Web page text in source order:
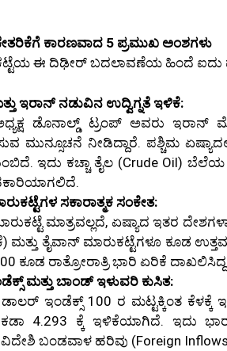
ಕಾರಣವಾದ 5 ಪ್ರಮುಖ ಅಂಶಗಳು
ಈ ದಿಢೀರ್ ಬದಲಾವಣೆಯ ಹಿಂದೆ ಐದು
ಇರಾನ್ ನಡುವಿನ ಉದ್ವಿಗ್ನತೆ ಇಳಿಕೆ:
ಡೊನಾಲ್ಡ್ ಟ್ರಂಪ್ ಅವರು ಇರಾನ್
ಮುನ್ಸೂಚನೆ ನೀಡಿದ್ದಾರೆ. ಪಶ್ಚಿಮ
ಇದು ಕಚ್ಚಾ ತೈಲ (Crude Oil)
ಸಕಾರಾತ್ಮಕ ಸಂಕೇತ:
ಮಾತ್ರವಲ್ಲದೆ, ಏಷ್ಯಾದ ಇತರ
ಮತ್ತು ತೈವಾನ್ ಮಾರುಕಟ್ಟೆಗಳೂ ಕೂಡ
ಕೂಡ ರಾತ್ರೋರಾತ್ರಿ ಭಾರಿ ಏರಿಕೆ
ಮತ್ತು ಬಾಂಡ್ ಇಳುವರಿ ಕುಸಿತ:
ಇಂಡೆಕ್ಸ್ 100 ರ ಮಟ್ಟಕ್ಕಿಂತ
4.293 ಕ್ಕೆ ಇಳಿಕೆಯಾಗಿದೆ. ಇದು
ಬಂಡವಾಳ ಹರಿವು (Foreign